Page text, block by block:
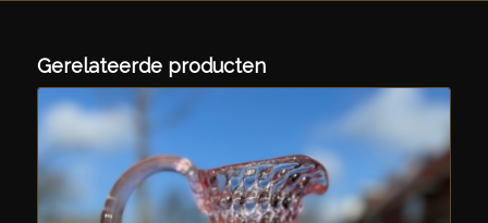
Gerelateerde producten